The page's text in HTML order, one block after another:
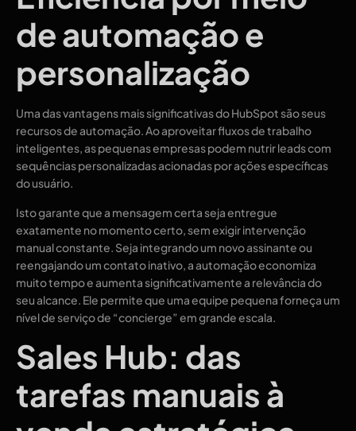
de automação e
personalização
Uma das vantagens mais significativas do HubSpot são seus
recursos de automação. Ao aproveitar fluxos de trabalho
inteligentes, as pequenas empresas podem nutrir leads com
sequências personalizadas acionadas por ações específicas
do usuário.
Isto garante que a mensagem certa seja entregue
exatamente no momento certo, sem exigir intervenção
manual constante. Seja integrando um novo assinante ou
reengajando um contato inativo, a automação economiza
muito tempo e aumenta significativamente a relevância do
seu alcance. Ele permite que uma equipe pequena forneça um
nível de serviço de “concierge” em grande escala.
Sales Hub: das
tarefas manuais à